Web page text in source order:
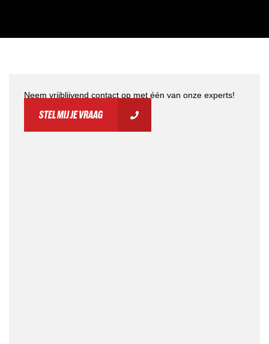
Neem vrijblijvend contact op met één van onze experts!
STEL MIJ JE VRAAG